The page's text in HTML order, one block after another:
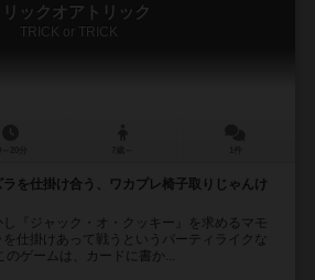
リックオアトリック
TRICK or TRICK
を仕掛け合う、ワカプレ椅子取りじゃんけ
し『ジャック・オ・クッキー』を求めるマモ
仕掛けあって戦うというパーティライクな
のゲームは、カードに書か...